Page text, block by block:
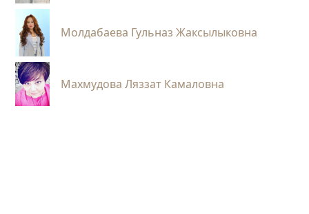
Молдабаева Гульназ Жаксылыковна
Махмудова Ляззат Камаловна